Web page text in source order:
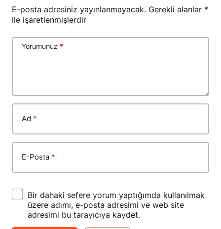
E-posta adresiniz yayınlanmayacak. Gerekli alanlar *
ile işaretlenmişlerdir
Yorumunuz *
Ad *
E-Posta *
Bir dahaki sefere yorum yaptığımda kullanılmak
üzere adımı, e-posta adresimi ve web site
adresimi bu tarayıcıya kaydet.